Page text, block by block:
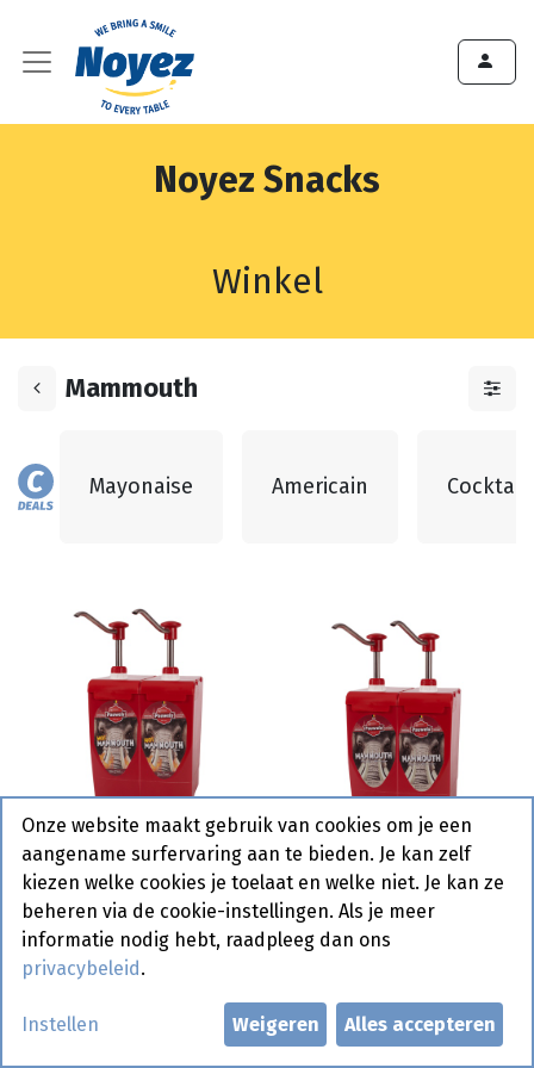
Noyez Snacks
Winkel
Mammouth
Mayonaise Americain Cocktail
Mammouth Hot
(Algérienne) Pauwels
Bag 5 L
Mammouth Saus
Pauwels Bag 5 L
Onze website maakt gebruik van cookies om je een
aangename surfervaring aan te bieden. Je kan zelf
kiezen welke cookies je toelaat en welke niet. Je kan ze
beheren via de cookie-instellingen. Als je meer
informatie nodig hebt, raadpleeg dan ons
privacybeleid .
Instellen Weigeren Alles accepteren